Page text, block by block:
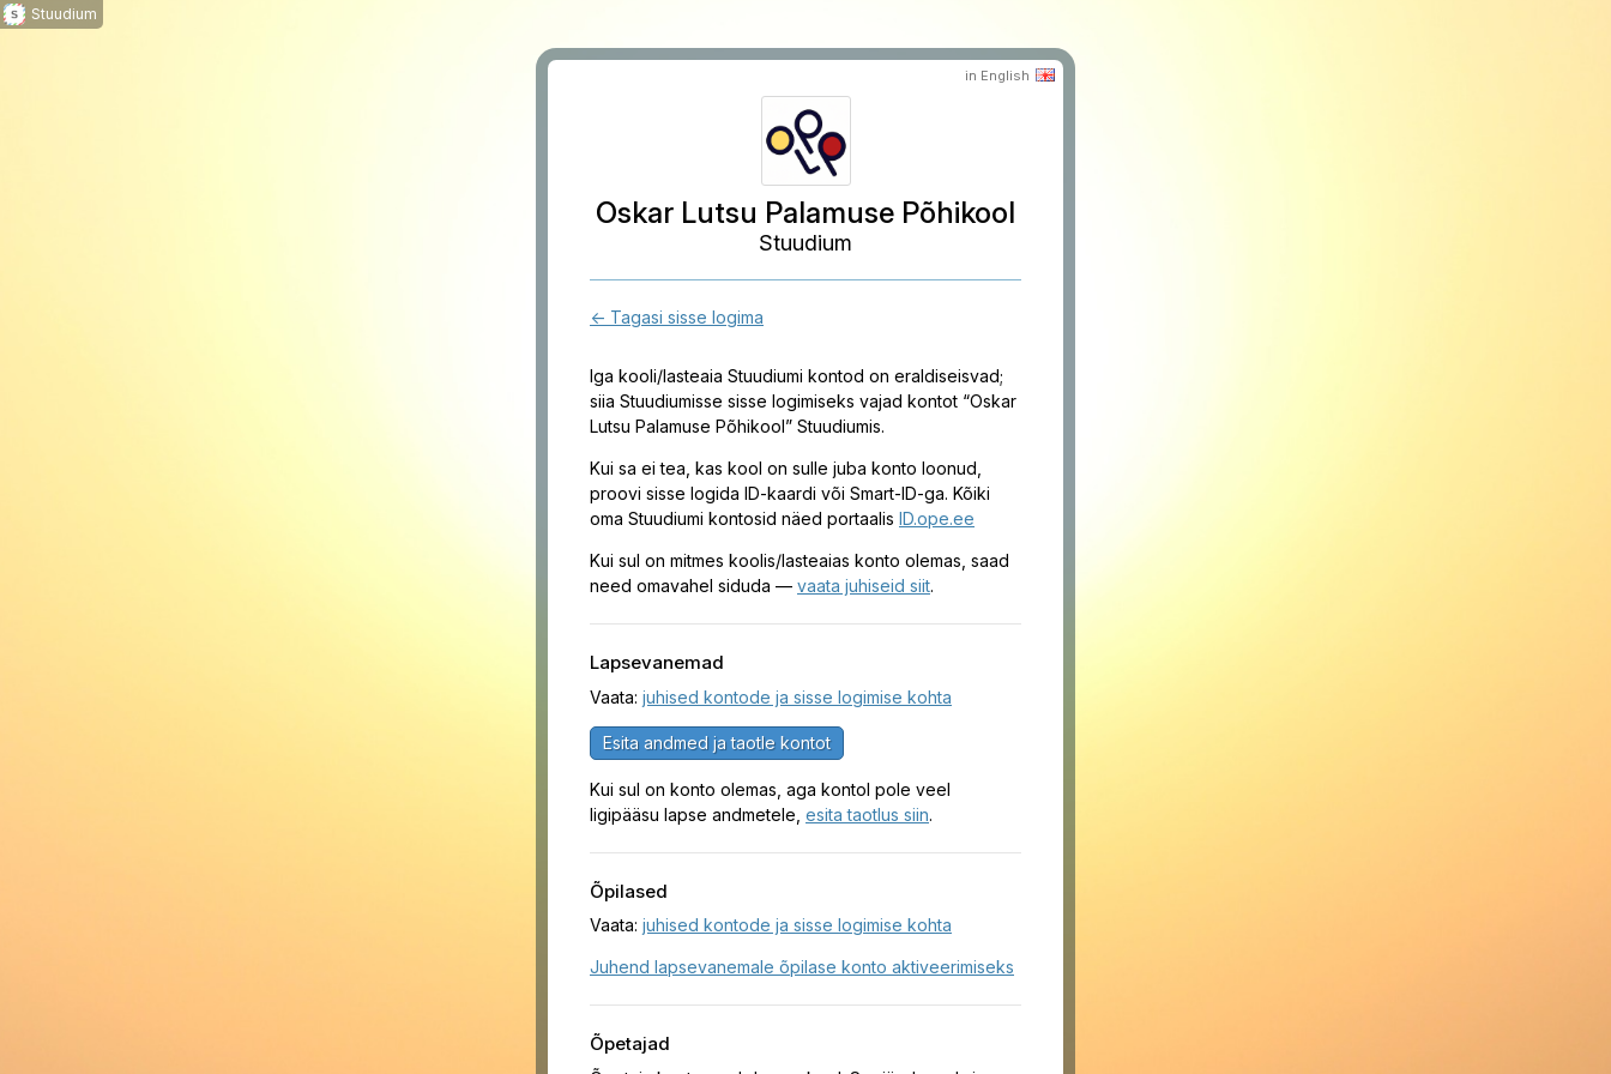
Stuudium
in English
Oskar Lutsu Palamuse Põhikool
Stuudium
← Tagasi sisse logima
Iga kooli/lasteaia Stuudiumi kontod on eraldiseisvad;
siia Stuudiumisse sisse logimiseks vajad kontot “Oskar
Lutsu Palamuse Põhikool” Stuudiumis.
Kui sa ei tea, kas kool on sulle juba konto loonud,
proovi sisse logida ID-kaardi või Smart-ID-ga. Kõiki
oma Stuudiumi kontosid näed portaalis ID.ope.ee
Kui sul on mitmes koolis/lasteaias konto olemas, saad
need omavahel siduda — vaata juhiseid siit.
Lapsevanemad
Vaata: juhised kontode ja sisse logimise kohta
Esita andmed ja taotle kontot
Kui sul on konto olemas, aga kontol pole veel
ligipääsu lapse andmetele, esita taotlus siin.
Õpilased
Vaata: juhised kontode ja sisse logimise kohta
Juhend lapsevanemale õpilase konto aktiveerimiseks
Õpetajad